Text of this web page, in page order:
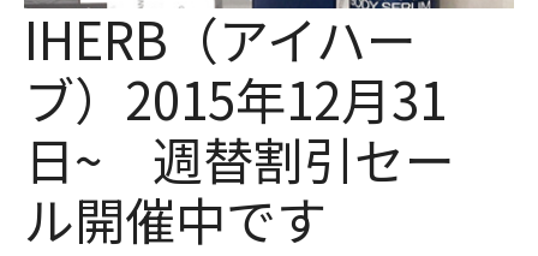
IHERB（アイハー
ブ）2015年12月31
日~ 週替割引セー
ル開催中です